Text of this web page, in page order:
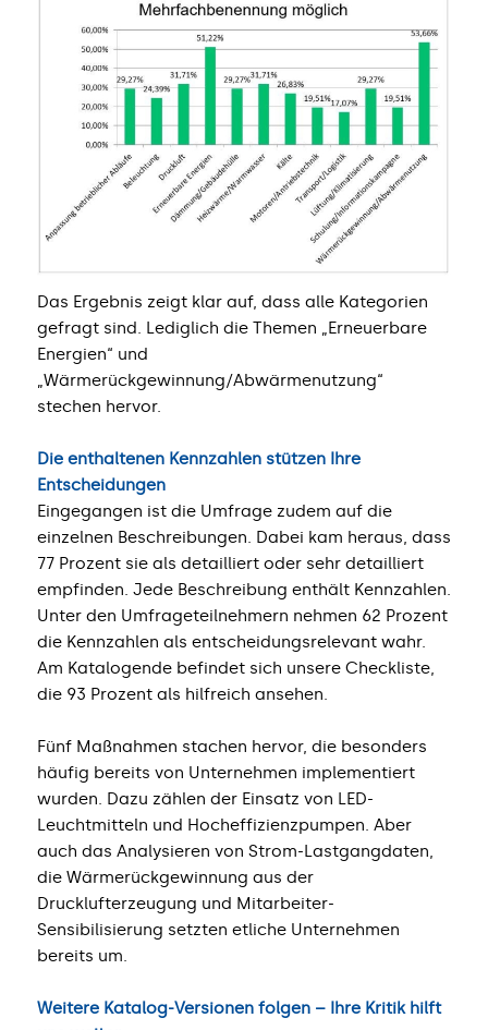
Das Ergebnis zeigt klar auf, dass alle Kategorien
gefragt sind. Lediglich die Themen „Erneuerbare
Energien“ und
„Wärmerückgewinnung/Abwärmenutzung“
stechen hervor.
Die enthaltenen Kennzahlen stützen Ihre
Entscheidungen
Eingegangen ist die Umfrage zudem auf die
einzelnen Beschreibungen. Dabei kam heraus, dass
77 Prozent sie als detailliert oder sehr detailliert
empfinden. Jede Beschreibung enthält Kennzahlen.
Unter den Umfrageteilnehmern nehmen 62 Prozent
die Kennzahlen als entscheidungsrelevant wahr.
Am Katalogende befindet sich unsere Checkliste,
die 93 Prozent als hilfreich ansehen.
Fünf Maßnahmen stachen hervor, die besonders
häufig bereits von Unternehmen implementiert
wurden. Dazu zählen der Einsatz von LED-
Leuchtmitteln und Hocheffizienzpumpen. Aber
auch das Analysieren von Strom-Lastgangdaten,
die Wärmerückgewinnung aus der
Drucklufterzeugung und Mitarbeiter-
Sensibilisierung setzten etliche Unternehmen
bereits um.
Weitere Katalog-Versionen folgen – Ihre Kritik hilft